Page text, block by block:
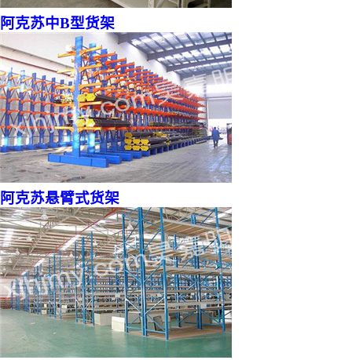
阿克苏中B型货架
阿克苏悬臂式货架